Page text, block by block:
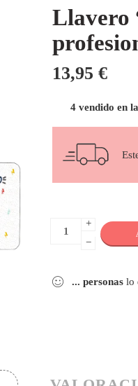
Llavero
13,95 €
4 vendido en
+
−
... personas lo